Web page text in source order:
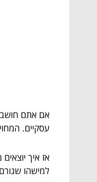
אם אתם
עסקיים.
אז איך
למישהו